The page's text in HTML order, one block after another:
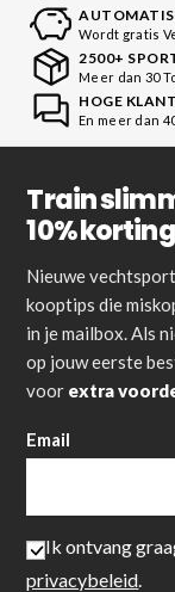
Wordt gratis
2500+
Meer dan 30
HOGE
En meer dan
Train
10%
Nieuwe
kooptips die
in je mailbox. Als
op jouw eerste
voor extra
Email
Ik ontvang
privacybeleid